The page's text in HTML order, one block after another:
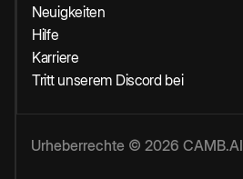
Neuigkeiten
Hilfe
Karriere
Tritt unserem Discord bei
Urheberrechte © 2026 CAMB.AI